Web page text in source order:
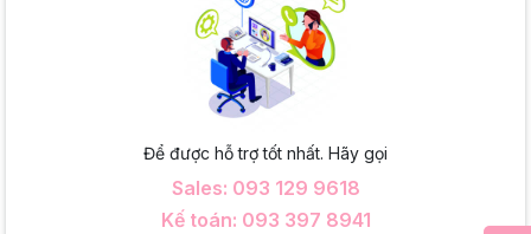
Để được hỗ trợ tốt nhất. Hãy gọi
Sales: 093 129 9618
Kế toán: 093 397 8941